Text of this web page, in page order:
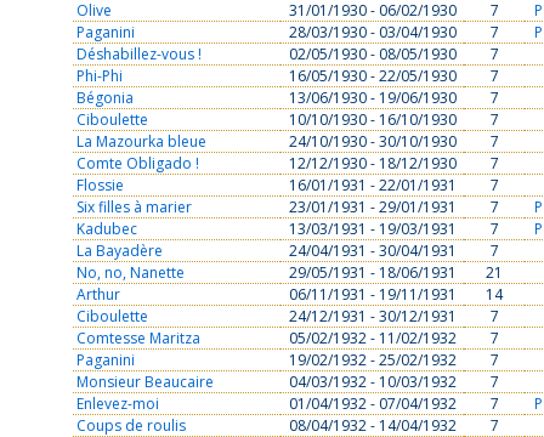
Olive
31/01/1930 - 06/02/1930 7
P
Paganini
28/03/1930 - 03/04/1930 7
P
Déshabillez-vous !
02/05/1930 - 08/05/1930
7
Phi-Phi
16/05/1930 - 22/05/1930
7
Bégonia
13/06/1930 - 19/06/1930
7
Ciboulette
10/10/1930 - 16/10/1930
7
La Mazourka bleue
24/10/1930 - 30/10/1930
7
Comte Obligado !
12/12/1930 - 18/12/1930
7
Flossie
16/01/1931 - 22/01/1931
7
Six filles à marier
23/01/1931 - 29/01/1931 7
P
Kadubec
13/03/1931 - 19/03/1931 7
P
La Bayadère
24/04/1931 - 30/04/1931
7
No, no, Nanette
29/05/1931 - 18/06/1931
21
Arthur
06/11/1931 - 19/11/1931
14
Ciboulette
24/12/1931 - 30/12/1931
7
Comtesse Maritza
05/02/1932 - 11/02/1932
7
Paganini
19/02/1932 - 25/02/1932
7
Monsieur Beaucaire
04/03/1932 - 10/03/1932
7
Enlevez-moi
01/04/1932 - 07/04/1932 7
P
Coups de roulis
08/04/1932 - 14/04/1932 7